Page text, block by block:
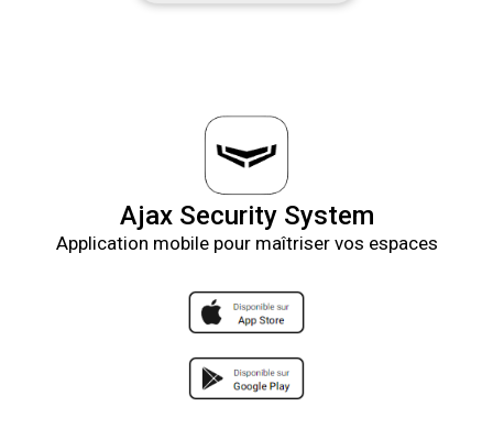
Ajax Security System
Application mobile pour maîtriser vos espaces